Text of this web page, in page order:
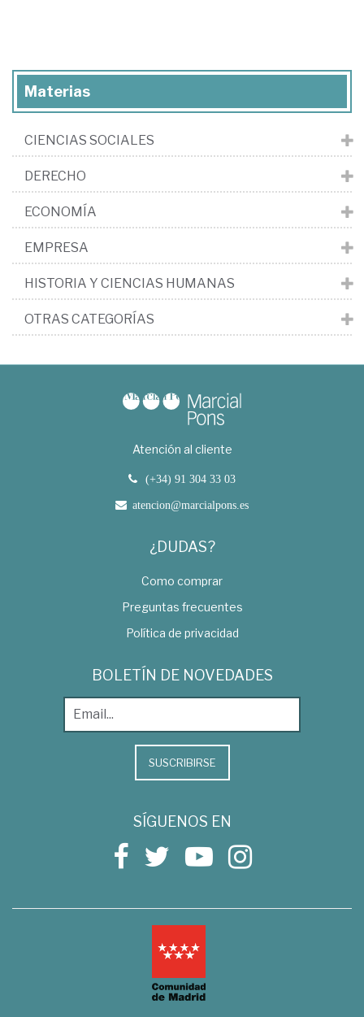
Materias
CIENCIAS SOCIALES
DERECHO
ECONOMÍA
EMPRESA
HISTORIA Y CIENCIAS HUMANAS
OTRAS CATEGORÍAS
Atención al cliente
(+34) 91 304 33 03
atencion@marcialpons.es
¿DUDAS?
Como comprar
Preguntas frecuentes
Política de privacidad
BOLETÍN DE NOVEDADES
SUSCRIBIRSE
SÍGUENOS EN